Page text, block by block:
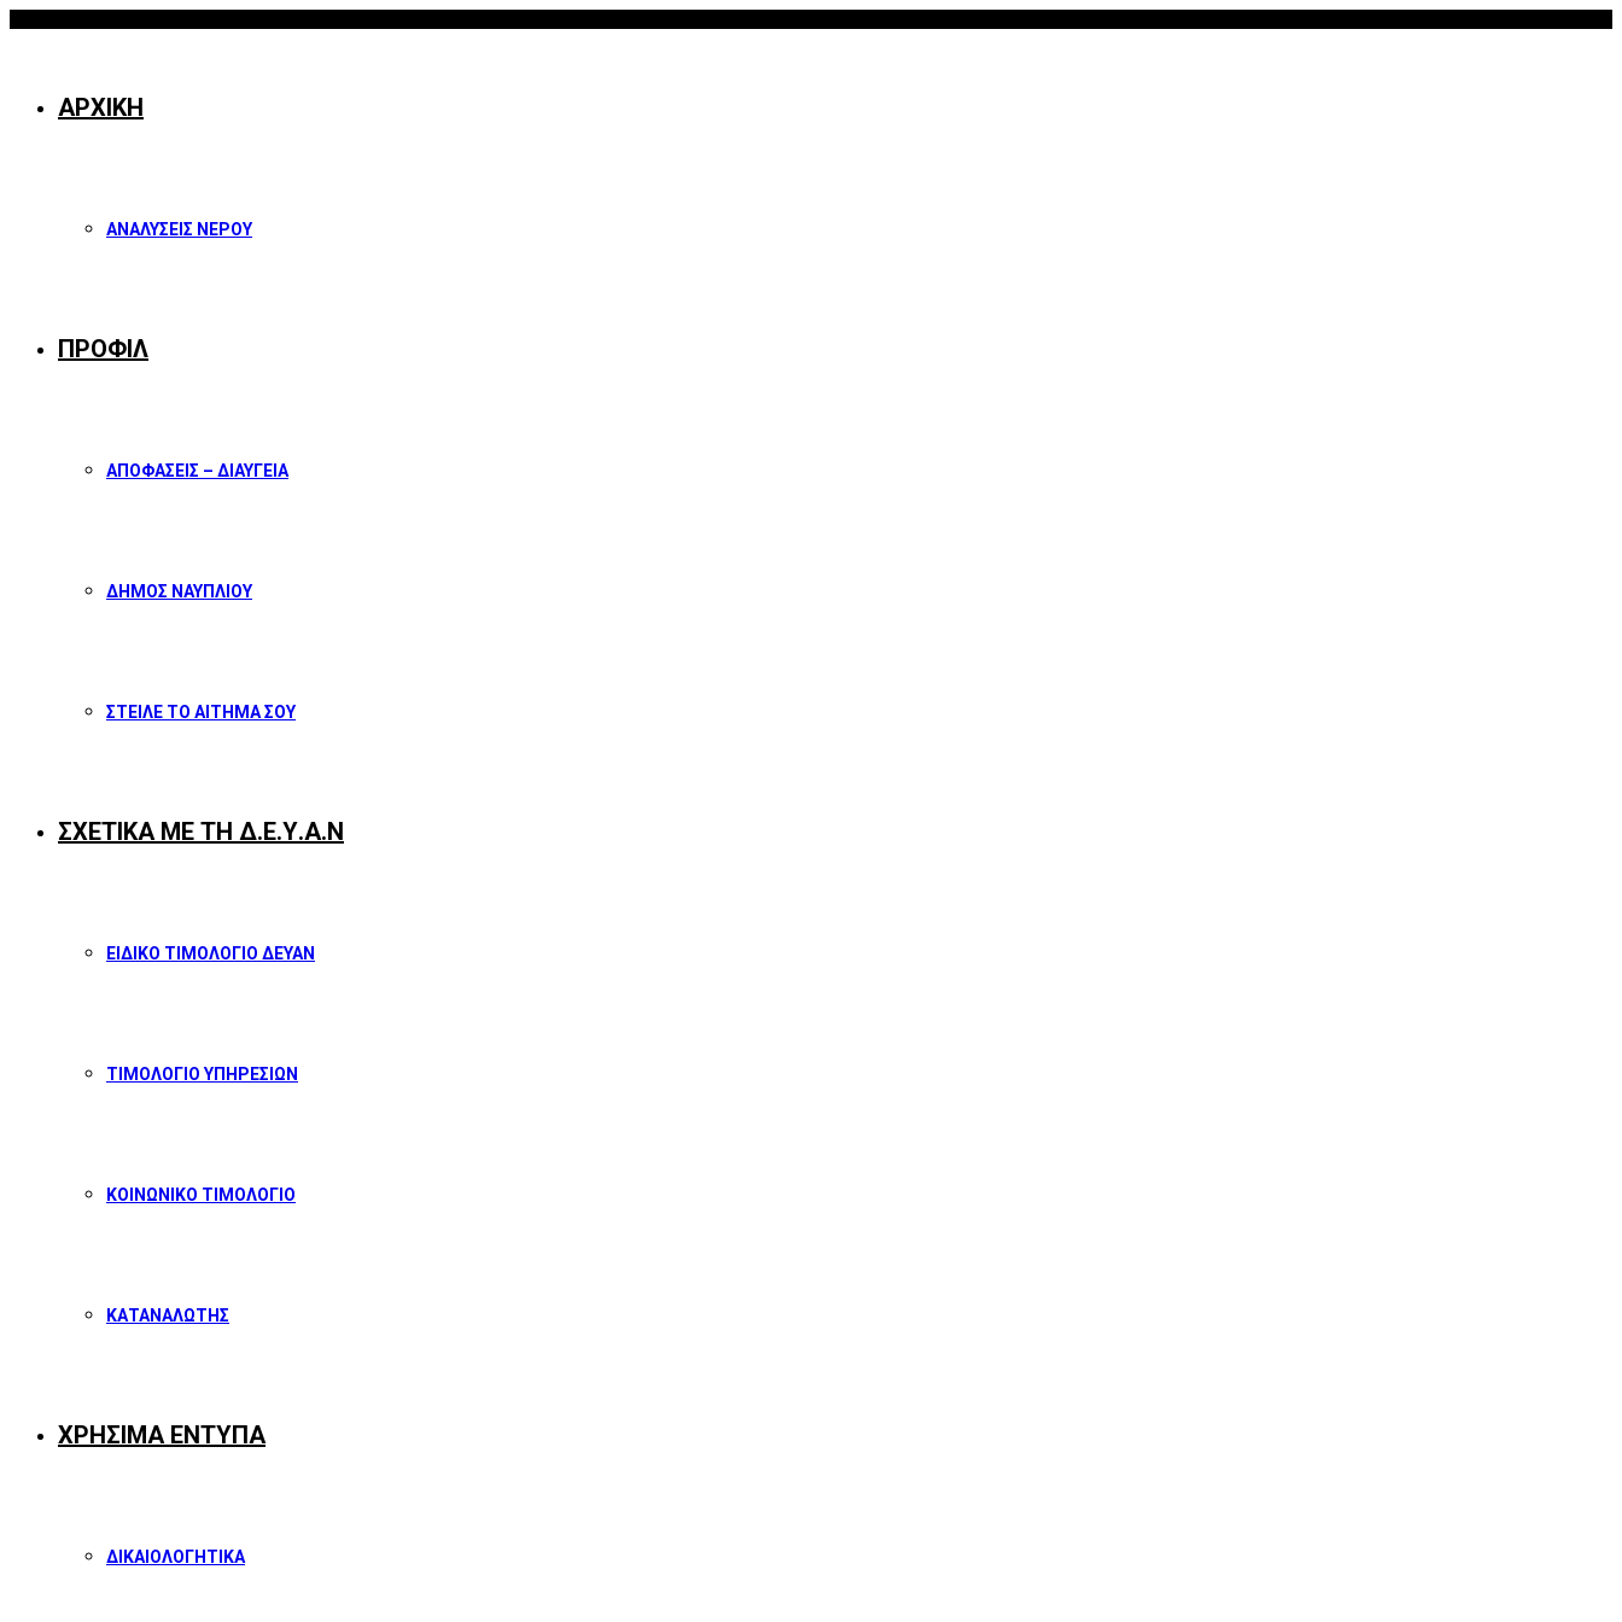
ΑΡΧΙΚΗ
ΑΝΑΛΥΣΕΙΣ ΝΕΡΟΥ
ΠΡΟΦΙΛ
ΑΠΟΦΑΣΕΙΣ – ΔΙΑΥΓΕΙΑ
ΔΗΜΟΣ ΝΑΥΠΛΙΟΥ
ΣΤΕΙΛΕ ΤΟ ΑΙΤΗΜΑ ΣΟΥ
ΣΧΕΤΙΚΑ ΜΕ ΤΗ Δ.Ε.Υ.Α.Ν
ΕΙΔΙΚΟ ΤΙΜΟΛΟΓΙΟ ΔΕΥΑΝ
ΤΙΜΟΛΟΓΙΟ ΥΠΗΡΕΣΙΩΝ
ΚΟΙΝΩΝΙΚΟ ΤΙΜΟΛΟΓΙΟ
ΚΑΤΑΝΑΛΩΤΗΣ
ΧΡΗΣΙΜΑ ΕΝΤΥΠΑ
ΔΙΚΑΙΟΛΟΓΗΤΙΚΑ